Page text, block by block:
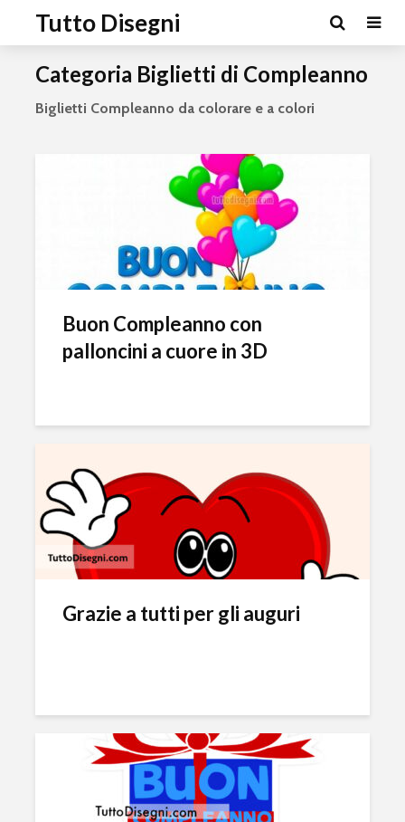
Tutto Disegni
Categoria Biglietti di Compleanno
Biglietti Compleanno da colorare e a colori
Buon Compleanno con
palloncini a cuore in 3D
Grazie a tutti per gli auguri